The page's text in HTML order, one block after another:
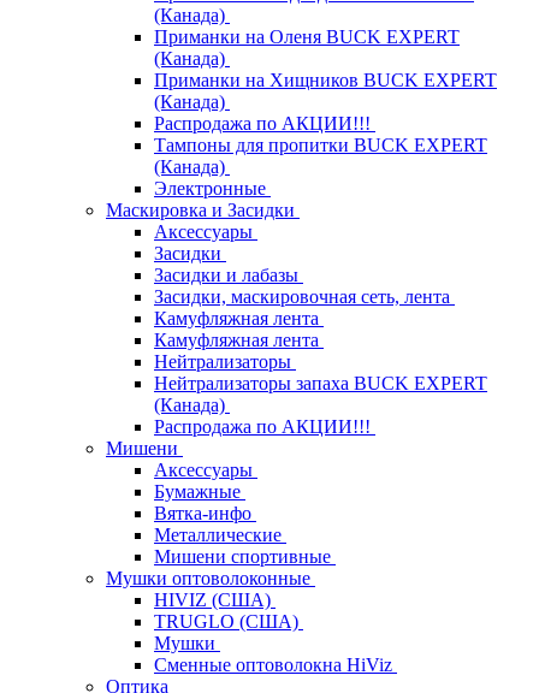
(Канада)
Приманки на Оленя BUCK EXPERT
(Канада)
Приманки на Хищников BUCK EXPERT
(Канада)
Распродажа по АКЦИИ!!!
Тампоны для пропитки BUCK EXPERT
(Канада)
Электронные
Маскировка и Засидки
Аксессуары
Засидки
Засидки и лабазы
Засидки, маскировочная сеть, лента
Камуфляжная лента
Камуфляжная лента
Нейтрализаторы
Нейтрализаторы запаха BUCK EXPERT
(Канада)
Распродажа по АКЦИИ!!!
Мишени
Аксессуары
Бумажные
Вятка-инфо
Металлические
Мишени спортивные
Мушки оптоволоконные
HIVIZ (США)
TRUGLO (США)
Мушки
Сменные оптоволокна HiViz
Оптика